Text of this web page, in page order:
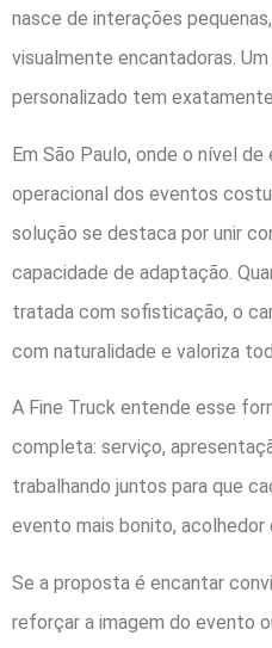
nasce de interações
visualmente encantadoras.
personalizado tem
Em São Paulo, onde o nível
operacional dos eventos
solução se destaca por unir
capacidade de adaptação.
tratada com sofisticação, o
com naturalidade e valoriza
A Fine Truck entende esse
completa: serviço,
trabalhando juntos para que
evento mais bonito, acolhedor
Se a proposta é encantar
reforçar a imagem do evento